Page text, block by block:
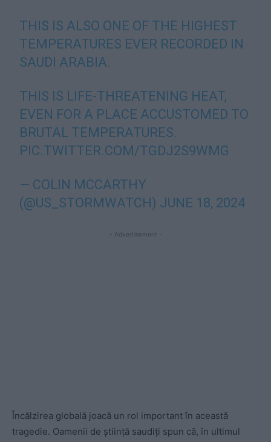
THIS IS ALSO ONE OF THE HIGHEST
TEMPERATURES EVER RECORDED IN
SAUDI ARABIA.
THIS IS LIFE-THREATENING HEAT,
EVEN FOR A PLACE ACCUSTOMED TO
BRUTAL TEMPERATURES.
PIC.TWITTER.COM/TGDJ2S9WMG
— COLIN MCCARTHY
(@US_STORMWATCH) JUNE 18, 2024
- Advertisement -
Încălzirea globală joacă un rol important în această
tragedie. Oamenii de știință saudiți spun că, în ultimul